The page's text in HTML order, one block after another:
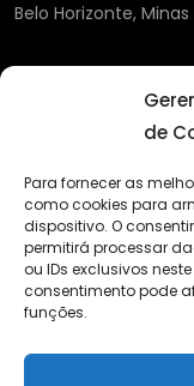
de
Para fornecer as
como cookies para
dispositivo. O
permitirá processar
ou IDs exclusivos
consentimento pode
funções.
Belo Horizonte, Minas